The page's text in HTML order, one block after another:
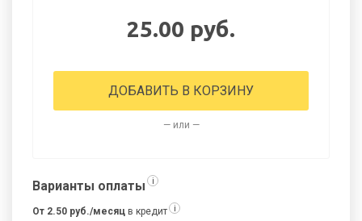
25.00 руб.
ДОБАВИТЬ В КОРЗИНУ
— или —
Варианты оплаты i
От 2.50 руб./месяц в кредит i